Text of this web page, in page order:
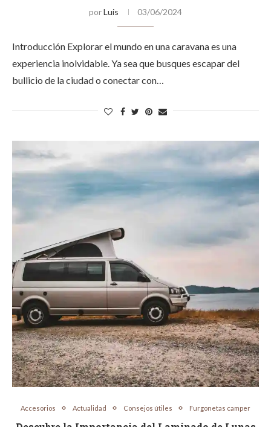
porLuis 03/06/2024
Introducción Explorar el mundo en una caravana es una
experiencia inolvidable. Ya sea que busques escapar del
bullicio de la ciudad o conectar con…
Accesorios Actualidad Consejos útiles Furgonetas camper